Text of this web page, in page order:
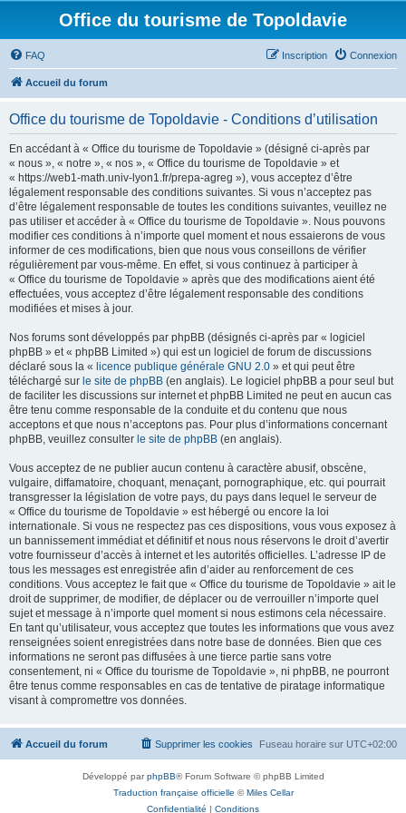
Office du tourisme de Topoldavie
FAQ Connexion
Inscription
Accueil du forum
Office du tourisme de Topoldavie - Conditions d’utilisation
En accédant à « Office du tourisme de Topoldavie » (désigné ci-après par
« nous », « notre », « nos », « Office du tourisme de Topoldavie » et
« https://web1-math.univ-lyon1.fr/prepa-agreg »), vous acceptez d’être
légalement responsable des conditions suivantes. Si vous n’acceptez pas
d’être légalement responsable de toutes les conditions suivantes, veuillez ne
pas utiliser et accéder à « Office du tourisme de Topoldavie ». Nous pouvons
modifier ces conditions à n’importe quel moment et nous essaierons de vous
informer de ces modifications, bien que nous vous conseillons de vérifier
régulièrement par vous-même. En effet, si vous continuez à participer à
« Office du tourisme de Topoldavie » après que des modifications aient été
effectuées, vous acceptez d’être légalement responsable des conditions
modifiées et mises à jour.
Nos forums sont développés par phpBB (désignés ci-après par « logiciel
phpBB » et « phpBB Limited ») qui est un logiciel de forum de discussions
déclaré sous la « licence publique générale GNU 2.0 » et qui peut être
téléchargé sur le site de phpBB (en anglais). Le logiciel phpBB a pour seul but
de faciliter les discussions sur internet et phpBB Limited ne peut en aucun cas
être tenu comme responsable de la conduite et du contenu que nous
acceptons et que nous n’acceptons pas. Pour plus d’informations concernant
phpBB, veuillez consulter le site de phpBB (en anglais).
Vous acceptez de ne publier aucun contenu à caractère abusif, obscène,
vulgaire, diffamatoire, choquant, menaçant, pornographique, etc. qui pourrait
transgresser la législation de votre pays, du pays dans lequel le serveur de
« Office du tourisme de Topoldavie » est hébergé ou encore la loi
internationale. Si vous ne respectez pas ces dispositions, vous vous exposez à
un bannissement immédiat et définitif et nous nous réservons le droit d’avertir
votre fournisseur d’accès à internet et les autorités officielles. L’adresse IP de
tous les messages est enregistrée afin d’aider au renforcement de ces
conditions. Vous acceptez le fait que « Office du tourisme de Topoldavie » ait le
droit de supprimer, de modifier, de déplacer ou de verrouiller n’importe quel
sujet et message à n’importe quel moment si nous estimons cela nécessaire.
En tant qu’utilisateur, vous acceptez que toutes les informations que vous avez
renseignées soient enregistrées dans notre base de données. Bien que ces
informations ne seront pas diffusées à une tierce partie sans votre
consentement, ni « Office du tourisme de Topoldavie », ni phpBB, ne pourront
être tenus comme responsables en cas de tentative de piratage informatique
visant à compromettre vos données.
Accueil du forum Fuseau horaire sur UTC+02:00
Supprimer les cookies
Développé parphpBB® Forum Software © phpBB Limited
Traduction française officielle ©Miles Cellar
Confidentialité | Conditions